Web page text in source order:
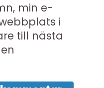
min e-
i
till nästa